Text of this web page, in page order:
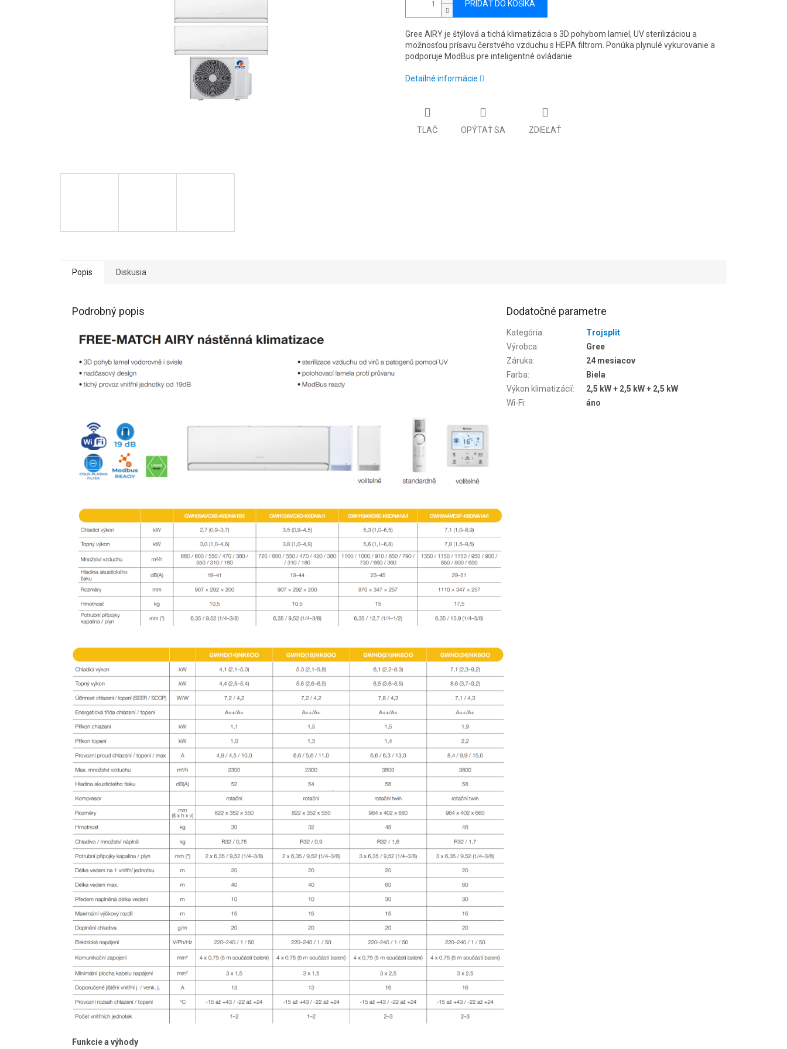
PRIDAŤ DO KOŠÍKA
Gree AIRY je štýlová a tichá klimatizácia s 3D pohybom lamiel, UV sterilizáciou a
možnosťou prísavu čerstvého vzduchu s HEPA filtrom. Ponúka plynulé vykurovanie a
podporuje ModBus pre inteligentné ovládanie
Detailné informácie
TLAČ OPÝTAŤ SA ZDIEĽAŤ
Popis Diskusia
Podrobný popis
Funkcie a výhody
Dodatočné parametre
Kategória:
Trojsplit
Výrobca:
Gree
Záruka:
24 mesiacov
Farba:
Biela
Výkon klimatizácií:
2,5 kW + 2,5 kW + 2,5 kW
Wi-Fi: áno